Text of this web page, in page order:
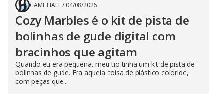
GAME HALL/ 04/08/2026
Cozy Marbles é o kit de pista de
bolinhas de gude digital com
bracinhos que agitam
Quando eu era pequena, meu tio tinha um kit de pista de
bolinhas de gude. Era aquela coisa de plástico colorido,
com peças que...